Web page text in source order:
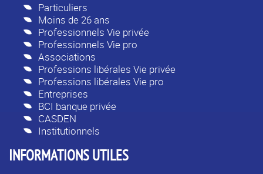
Particuliers
Moins de 26 ans
Professionnels Vie privée
Professionnels Vie pro
Associations
Professions libérales Vie privée
Professions libérales Vie pro
Entreprises
BCI banque privée
CASDEN
Institutionnels
INFORMATIONS UTILES